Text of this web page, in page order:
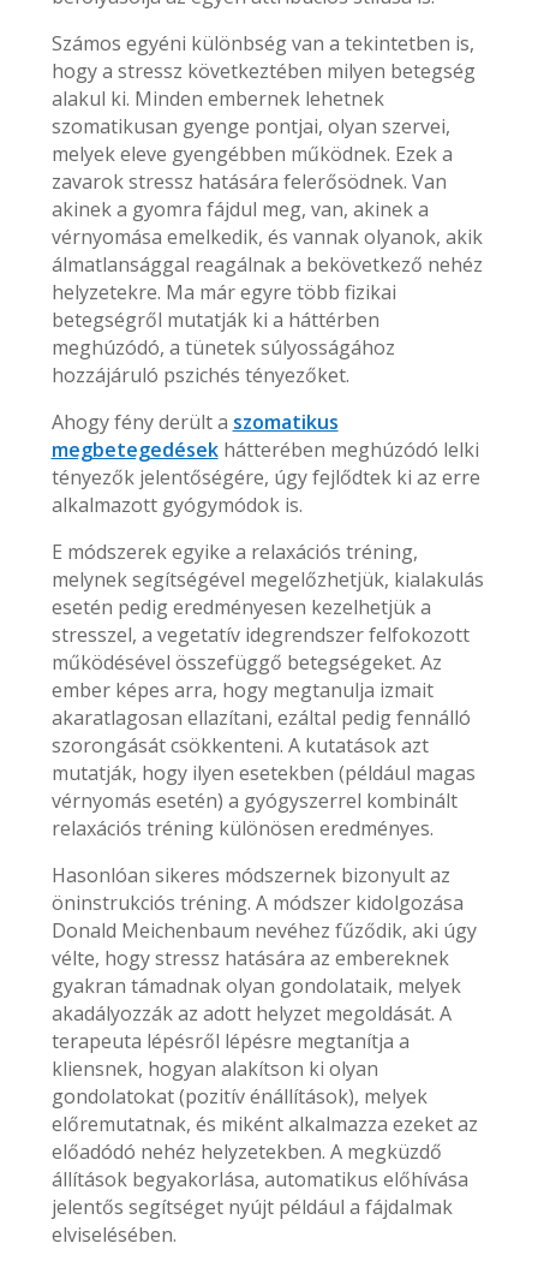
Számos egyéni különbség van a tekintetben is,
hogy a stressz következtében milyen betegség
alakul ki. Minden embernek lehetnek
szomatikusan gyenge pontjai, olyan szervei,
melyek eleve gyengébben működnek. Ezek a
zavarok stressz hatására felerősödnek. Van
akinek a gyomra fájdul meg, van, akinek a
vérnyomása emelkedik, és vannak olyanok, akik
álmatlansággal reagálnak a bekövetkező nehéz
helyzetekre. Ma már egyre több fizikai
betegségről mutatják ki a háttérben
meghúzódó, a tünetek súlyosságához
hozzájáruló pszichés tényezőket.
Ahogy fény derült a szomatikus
megbetegedésekhátterében meghúzódó lelki
tényezők jelentőségére, úgy fejlődtek ki az erre
alkalmazott gyógymódok is.
E módszerek egyike a relaxációs tréning,
melynek segítségével megelőzhetjük, kialakulás
esetén pedig eredményesen kezelhetjük a
stresszel, a vegetatív idegrendszer felfokozott
működésével összefüggő betegségeket. Az
ember képes arra, hogy megtanulja izmait
akaratlagosan ellazítani, ezáltal pedig fennálló
szorongását csökkenteni. A kutatások azt
mutatják, hogy ilyen esetekben (például magas
vérnyomás esetén) a gyógyszerrel kombinált
relaxációs tréning különösen eredményes.
Hasonlóan sikeres módszernek bizonyult az
öninstrukciós tréning. A módszer kidolgozása
Donald Meichenbaum nevéhez fűződik, aki úgy
vélte, hogy stressz hatására az embereknek
gyakran támadnak olyan gondolataik, melyek
akadályozzák az adott helyzet megoldását. A
terapeuta lépésről lépésre megtanítja a
kliensnek, hogyan alakítson ki olyan
gondolatokat (pozitív énállítások), melyek
előremutatnak, és miként alkalmazza ezeket az
előadódó nehéz helyzetekben. A megküzdő
állítások begyakorlása, automatikus előhívása
jelentős segítséget nyújt például a fájdalmak
elviselésében.